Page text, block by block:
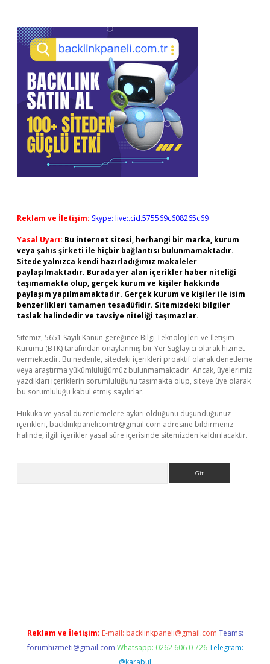
Reklam ve İletişim: Skype: live:.cid.575569c608265c69
Yasal Uyarı: Bu internet sitesi, herhangi bir marka, kurum
veya şahıs şirketi ile hiçbir bağlantısı bulunmamaktadır.
Sitede yalnızca kendi hazırladığımız makaleler
paylaşılmaktadır. Burada yer alan içerikler haber niteliği
taşımamakta olup, gerçek kurum ve kişiler hakkında
paylaşım yapılmamaktadır. Gerçek kurum ve kişiler ile isim
benzerlikleri tamamen tesadüfidir. Sitemizdeki bilgiler
taslak halindedir ve tavsiye niteliği taşımazlar.
Sitemiz, 5651 Sayılı Kanun gereğince Bilgi Teknolojileri ve İletişim
Kurumu (BTK) tarafından onaylanmış bir Yer Sağlayıcı olarak hizmet
vermektedir. Bu nedenle, sitedeki içerikleri proaktif olarak denetleme
veya araştırma yükümlülüğümüz bulunmamaktadır. Ancak, üyelerimiz
yazdıkları içeriklerin sorumluluğunu taşımakta olup, siteye üye olarak
bu sorumluluğu kabul etmiş sayılırlar.
Hukuka ve yasal düzenlemelere aykırı olduğunu düşündüğünüz
içerikleri, backlinkpanelicomtr@gmail.com adresine bildirmeniz
halinde, ilgili içerikler yasal süre içerisinde sitemizden kaldırılacaktır.
Reklam ve İletişim: E-mail: backlinkpaneli@gmail.com Teams:
forumhizmeti@gmail.com Whatsapp: 0262 606 0 726 Telegram:
@karabul